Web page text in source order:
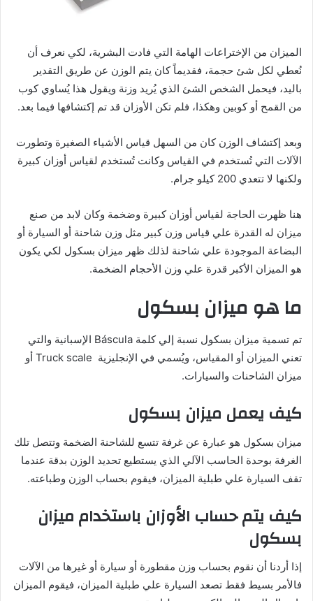
الميزان من الإختراعات الهامة التي فادت البشرية، لكي نعرف أن
نُعطي لكل شئ حجمة، فقديماً كان يتم الوزن عن طريق التقدير
باليد، فيحمل الشخص الشئ الذي يُريد وزنة ويقول هذا يُساوي كوب
من القمح أو كوبين وهكذا، فلم تكن الأوزان قد تم إكتشافها فيما بعد.
وبعد إكتشاف الوزن كان من السهل قياس الأشياء الصغيرة وتطورت
الآلات التي تُستخدم في القياس وكانت تُستخدم لقياس أوزان كبيرة
ولكنها لا تتعدي 200 كيلو جرام.
هنا ظهرت الحاجة لقياس أوزان كبيرة وضخمة وكان لابد من صنع
ميزان له القدرة علي قياس وزن كبير مثل وزن شاحنة أو السيارة أو
البضاعة الموجودة علي شاحنة لذلك ظهر ميزان بسكول لكي يكون
هو الميزان الأكبر قدرة علي وزن الأحجام الضخمة.
ما هو ميزان بسكول
تم تسمية ميزان بسكول نسبة إلي كلمة Báscula الإسبانية والتي
تعني الميزان أو المقياس، ويُسمي في الإنجليزية Truck scale أو
ميزان الشاحنات والسيارات.
كيف يعمل ميزان بسكول
ميزان بسكول هو عبارة عن غرفة تتسع للشاحنة الضخمة وتتصل تلك
الغرفة بوحدة الحاسب الآلي الذي يستطيع تحديد الوزن بدقة عندما
تقف السيارة علي طبلية الميزان، فيقوم بحساب الوزن وطباعته.
كيف يتم حساب الأوزان باستخدام ميزان
بسكول
إذا أردنا أن نقوم بحساب وزن مقطورة أو سيارة أو غيرها من الآلات
فالأمر بسيط فقط تصعد السيارة علي طبلية الميزان، فيقوم الميزان